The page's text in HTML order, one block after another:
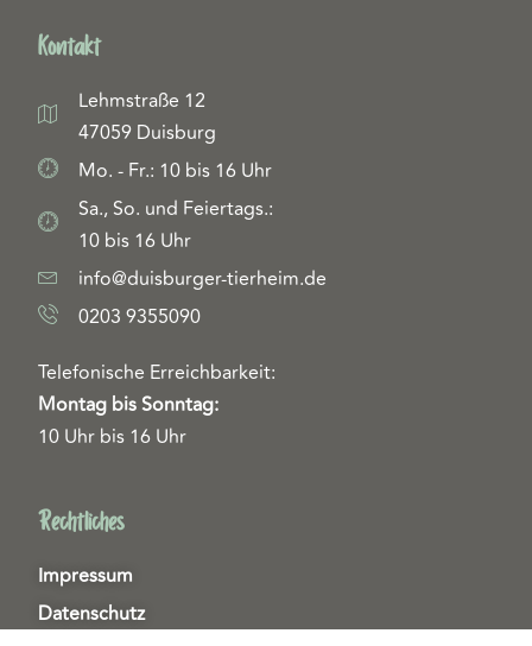
Kontakt
Lehmstraße 12
47059 Duisburg
Mo. - Fr.: 10 bis 16 Uhr
Sa., So. und Feiertags.:
10 bis 16 Uhr
info@duisburger-tierheim.de
0203 9355090
Telefonische Erreichbarkeit:
Montag bis Sonntag:
10 Uhr bis 16 Uhr
Rechtliches
Impressum
Datenschutz